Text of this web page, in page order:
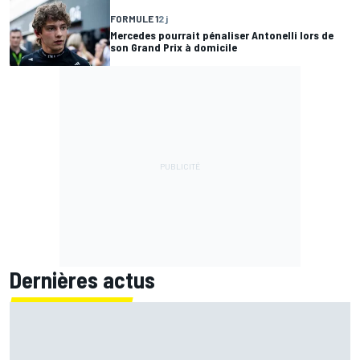
FORMULE 12 j
Mercedes pourrait pénaliser Antonelli lors de
son Grand Prix à domicile
Dernières actus